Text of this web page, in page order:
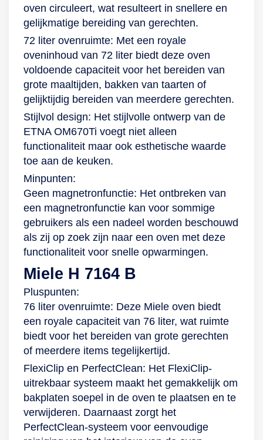
oven circuleert, wat resulteert in snellere en
gelijkmatige bereiding van gerechten.
72 liter ovenruimte: Met een royale
oveninhoud van 72 liter biedt deze oven
voldoende capaciteit voor het bereiden van
grote maaltijden, bakken van taarten of
gelijktijdig bereiden van meerdere gerechten.
Stijlvol design: Het stijlvolle ontwerp van de
ETNA OM670Ti voegt niet alleen
functionaliteit maar ook esthetische waarde
toe aan de keuken.
Minpunten:
Geen magnetronfunctie: Het ontbreken van
een magnetronfunctie kan voor sommige
gebruikers als een nadeel worden beschouwd
als zij op zoek zijn naar een oven met deze
functionaliteit voor snelle opwarmingen.
Miele H 7164 B
Pluspunten:
76 liter ovenruimte: Deze Miele oven biedt
een royale capaciteit van 76 liter, wat ruimte
biedt voor het bereiden van grote gerechten
of meerdere items tegelijkertijd.
FlexiClip en PerfectClean: Het FlexiClip-
uitrekbaar systeem maakt het gemakkelijk om
bakplaten soepel in de oven te plaatsen en te
verwijderen. Daarnaast zorgt het
PerfectClean-systeem voor eenvoudige